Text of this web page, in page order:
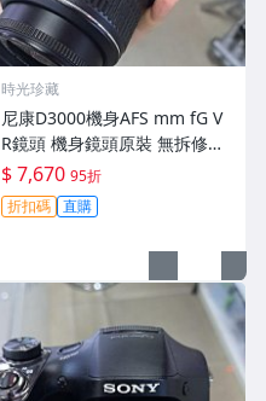
時光珍藏
尼康D3000機身AFS mm fG V
R鏡頭 機身鏡頭原裝 無拆修無
翻新 有輕微使用痕跡 鏡頭-34
30
$ 7,670 95折
折扣碼 直購